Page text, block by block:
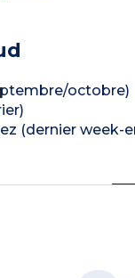
octobre)
(dernier week-